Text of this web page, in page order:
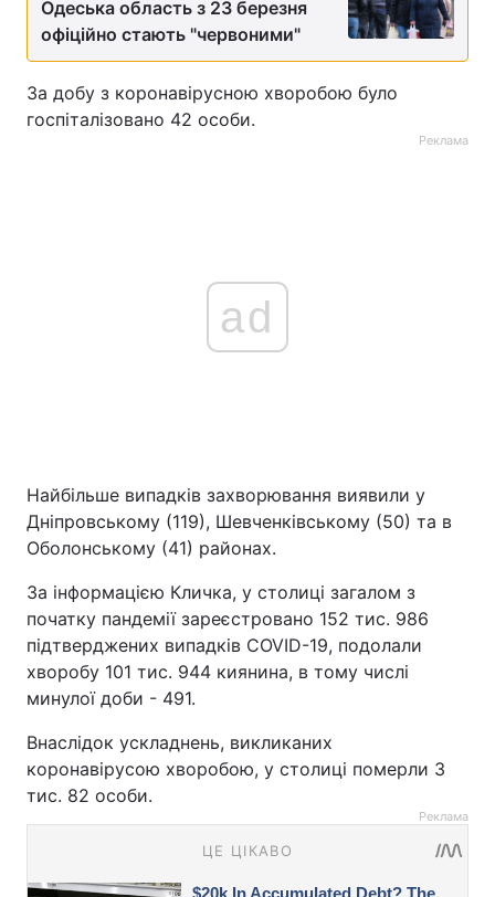
Одеська область з 23 березня
офіційно стають "червоними"
За добу з коронавірусною хворобою було
госпіталізовано 42 особи.
Реклама
ad
Найбільше випадків захворювання виявили у
Дніпровському (119), Шевченківському (50) та в
Оболонському (41) районах.
За інформацією Кличка, у столиці загалом з
початку пандемії зареєстровано 152 тис. 986
підтверджених випадків COVID-19, подолали
хворобу 101 тис. 944 киянина, в тому числі
минулої доби - 491.
Внаслідок ускладнень, викликаних
коронавірусою хворобою, у столиці померли 3
тис. 82 особи.
Реклама